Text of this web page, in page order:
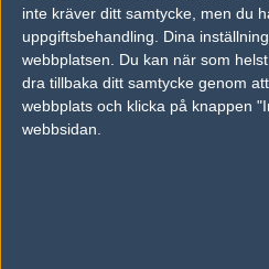
inte kräver ditt samtycke, men du
uppgiftsbehandling. Dina
webbplatsen. Du kan när som
dra tillbaka ditt samtycke genom
webbplats och klicka på knappen
webbsidan.
2 kommentarer —skriv
#1bean_slaughter
Hall of Fame
2010-11-26 18:54